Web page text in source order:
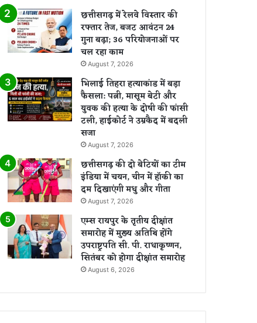
छत्तीसगढ़ में रेलवे विस्तार की
रफ्तार तेज, बजट आवंटन 24
गुना बढ़ा; 36 परियोजनाओं पर
चल रहा काम
August 7, 2026
भिलाई तिहरा हत्याकांड में बड़ा
फैसला: पत्नी, मासूम बेटी और
युवक की हत्या के दोषी की फांसी
टली, हाईकोर्ट ने उम्रकैद में बदली
सजा
August 7, 2026
छत्तीसगढ़ की दो बेटियों का टीम
इंडिया में चयन, चीन में हॉकी का
दम दिखाएंगी मधु और गीता
August 7, 2026
एम्स रायपुर के तृतीय दीक्षांत
समारोह में मुख्य अतिथि होंगे
उपराष्ट्रपति सी. पी. राधाकृष्णन,
सितंबर को होगा दीक्षांत समारोह
August 6, 2026